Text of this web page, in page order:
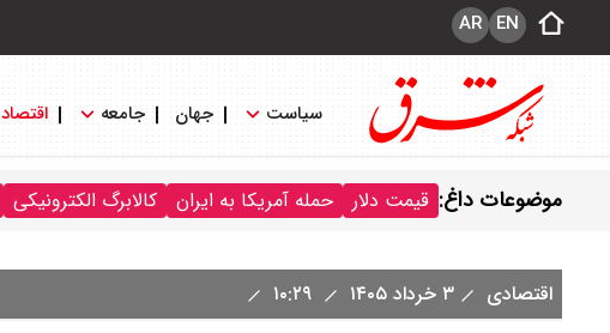
EN
AR
سیاست جهان جامعه اقتصاد
موضوعات داغ: قیمت دلار حمله آمریکا به ایران کالابرگ الکترونیکی
اقتصادی ۳ خرداد ۱۴۰۵